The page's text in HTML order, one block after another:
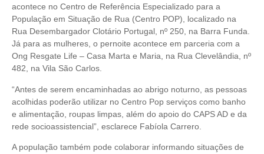
acontece no Centro de Referência Especializado para a
População em Situação de Rua (Centro POP), localizado na
Rua Desembargador Clotário Portugal, nº 250, na Barra Funda.
Já para as mulheres, o pernoite acontece em parceria com a
Ong Resgate Life – Casa Marta e Maria, na Rua Clevelândia, nº
482, na Vila São Carlos.
“Antes de serem encaminhadas ao abrigo noturno, as pessoas
acolhidas poderão utilizar no Centro Pop serviços como banho
e alimentação, roupas limpas, além do apoio do CAPS AD e da
rede socioassistencial”, esclarece Fabíola Carrero.
A população também pode colaborar informando situações de